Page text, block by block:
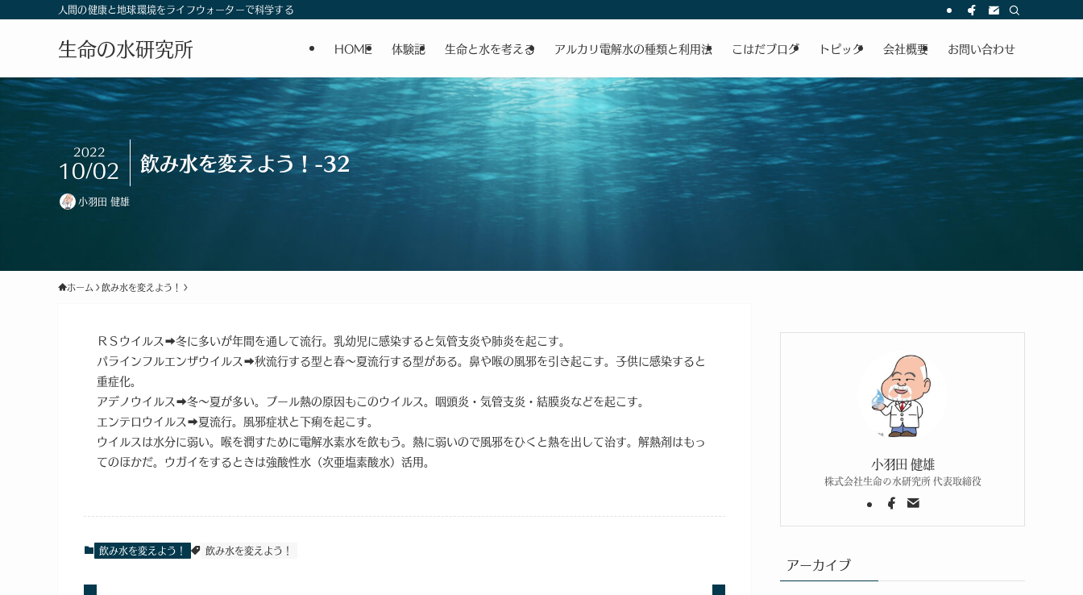
人間の健康と地球環境をライフウォーターで科学する
生命の水研究所 HOME 体験記 生命と水を考える アルカリ電解水の種類と利用法 こはだブログ トピック 会社概要 お問い合わせ
飲み水を変えよう！-32
2022
10/02
小羽田 健雄
ホーム 飲み水を変えよう！
ＲＳウイルス➡冬に多いが年間を通して流行。乳幼児に感染すると気管支炎や肺炎を起こす。
パラインフルエンザウイルス➡秋流行する型と春～夏流行する型がある。鼻や喉の風邪を引き起こす。子供に感染すると
重症化。
アデノウイルス➡冬～夏が多い。プール熱の原因もこのウイルス。咽頭炎・気管支炎・結膜炎などを起こす。
エンテロウイルス➡夏流行。風邪症状と下痢を起こす。
ウイルスは水分に弱い。喉を潤すために電解水素水を飲もう。熱に弱いので風邪をひくと熱を出して治す。解熱剤はもっ
てのほかだ。ウガイをするときは強酸性水（次亜塩素酸水）活用。
飲み水を変えよう！ 飲み水を変えよう！
小羽田 健雄
株式会社生命の水研究所 代表取締役
アーカイブ